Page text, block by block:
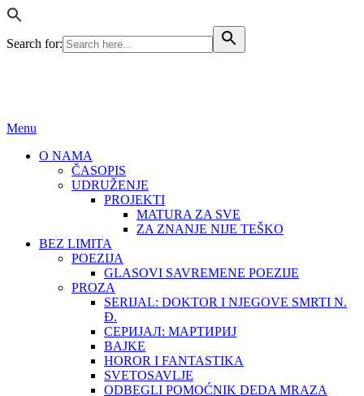
Search for:
Menu
O NAMA
ČASOPIS
UDRUŽENJE
PROJEKTI
MATURA ZA SVE
ZA ZNANJE NIJE TEŠKO
BEZ LIMITA
POEZIJA
GLASOVI SAVREMENE POEZIJE
PROZA
SERIJAL: DOKTOR I NJEGOVE SMRTI N.
Đ.
СЕРИЈАЛ: МАРТИРИЈ
BAJKE
HOROR I FANTASTIKA
SVETOSAVLJE
ODBEGLI POMOĆNIK DEDA MRAZA